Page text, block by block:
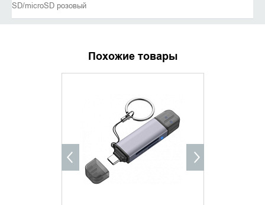
SD/microSD розовый
Похожие товары
УТОЧНИТЬ НАЛИЧИЕ